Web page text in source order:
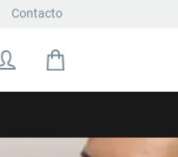
Contacto